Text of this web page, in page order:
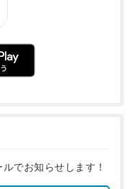
でお知らせします！